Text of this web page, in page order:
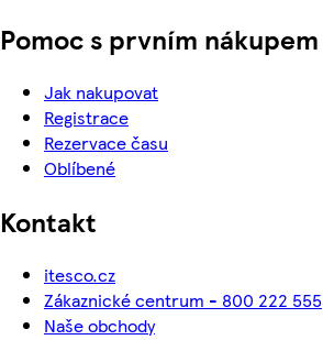
Pomoc s prvním nákupem
Jak nakupovat
Registrace
Rezervace času
Oblíbené
Kontakt
itesco.cz
Zákaznické centrum - 800 222 555
Naše obchody